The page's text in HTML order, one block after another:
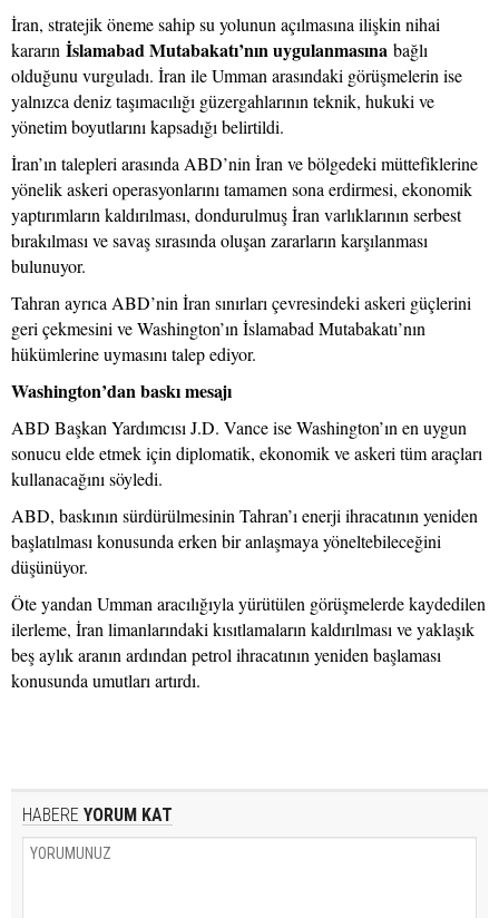
İran, stratejik öneme sahip su yolunun açılmasına ilişkin nihai
kararın İslamabad Mutabakatı’nın uygulanmasına bağlı
olduğunu vurguladı. İran ile Umman arasındaki görüşmelerin ise
yalnızca deniz taşımacılığı güzergahlarının teknik, hukuki ve
yönetim boyutlarını kapsadığı belirtildi.
İran’ın talepleri arasında ABD’nin İran ve bölgedeki müttefiklerine
yönelik askeri operasyonlarını tamamen sona erdirmesi, ekonomik
yaptırımların kaldırılması, dondurulmuş İran varlıklarının serbest
bırakılması ve savaş sırasında oluşan zararların karşılanması
bulunuyor.
Tahran ayrıca ABD’nin İran sınırları çevresindeki askeri güçlerini
geri çekmesini ve Washington’ın İslamabad Mutabakatı’nın
hükümlerine uymasını talep ediyor.
Washington’dan baskı mesajı
ABD Başkan Yardımcısı J.D. Vance ise Washington’ın en uygun
sonucu elde etmek için diplomatik, ekonomik ve askeri tüm araçları
kullanacağını söyledi.
ABD, baskının sürdürülmesinin Tahran’ı enerji ihracatının yeniden
başlatılması konusunda erken bir anlaşmaya yöneltebileceğini
düşünüyor.
Öte yandan Umman aracılığıyla yürütülen görüşmelerde kaydedilen
ilerleme, İran limanlarındaki kısıtlamaların kaldırılması ve yaklaşık
beş aylık aranın ardından petrol ihracatının yeniden başlaması
konusunda umutları artırdı.
HABERE YORUM KAT